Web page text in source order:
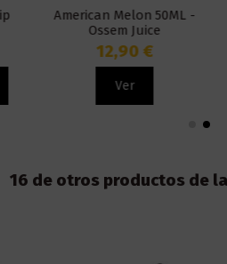
American Melon 50ML -
Ossem Juice
12,90 €
16 de otros productos de